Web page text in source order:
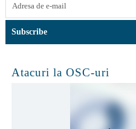
Atacuri la OSC-uri